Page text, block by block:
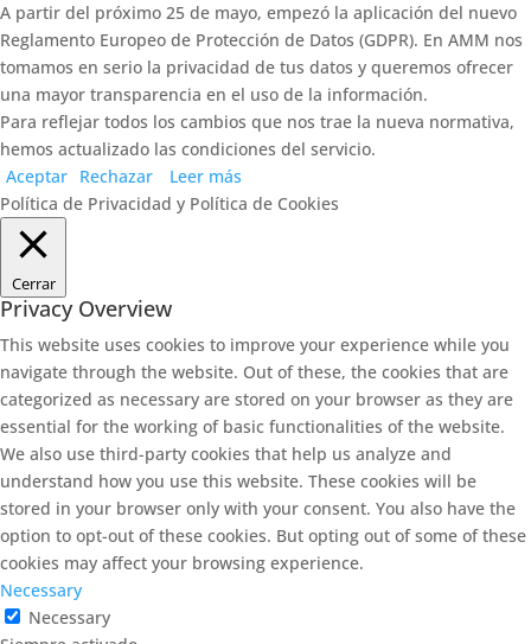
A partir del próximo 25 de mayo, empezó la aplicación del nuevo
Reglamento Europeo de Protección de Datos (GDPR). En AMM nos
tomamos en serio la privacidad de tus datos y queremos ofrecer
una mayor transparencia en el uso de la información.
Para reflejar todos los cambios que nos trae la nueva normativa,
hemos actualizado las condiciones del servicio.
Aceptar Rechazar
Leer más
Política de Privacidad y Política de Cookies
Cerrar
Privacy Overview
This website uses cookies to improve your experience while you
navigate through the website. Out of these, the cookies that are
categorized as necessary are stored on your browser as they are
essential for the working of basic functionalities of the website.
We also use third-party cookies that help us analyze and
understand how you use this website. These cookies will be
stored in your browser only with your consent. You also have the
option to opt-out of these cookies. But opting out of some of these
cookies may affect your browsing experience.
Necessary
Necessary